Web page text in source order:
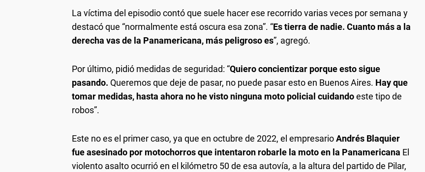
La víctima del episodio contó que suele hacer ese recorrido varias veces por semana y
destacó que “normalmente está oscura esa zona”. “Es tierra de nadie. Cuanto más a la
derecha vas de la Panamericana, más peligroso es”, agregó.
Por último, pidió medidas de seguridad: “Quiero concientizar porque esto sigue
pasando. Queremos que deje de pasar, no puede pasar esto en Buenos Aires. Hay que
tomar medidas, hasta ahora no he visto ninguna moto policial cuidandoeste tipo de
robos”.
Este no es el primer caso, ya que en octubre de 2022, el empresarioAndrés Blaquier
fue asesinado por motochorros que intentaron robarle la moto en la Panamericana El
violento asalto ocurrió en el kilómetro 50 de esa autovía, a la altura del partido de Pilar,